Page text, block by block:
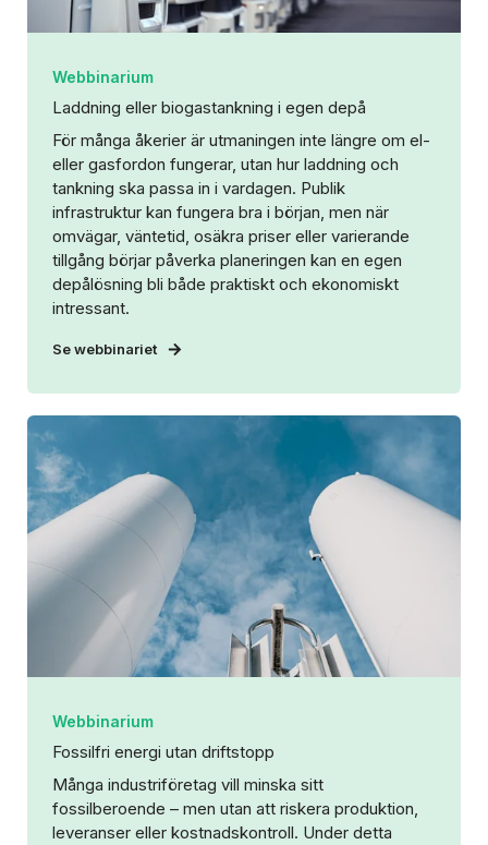
Webbinarium
Laddning eller biogastankning i egen depå
För många åkerier är utmaningen inte längre om el-
eller gasfordon fungerar, utan hur laddning och
tankning ska passa in i vardagen. Publik
infrastruktur kan fungera bra i början, men när
omvägar, väntetid, osäkra priser eller varierande
tillgång börjar påverka planeringen kan en egen
depålösning bli både praktiskt och ekonomiskt
intressant.
Se webbinariet
Webbinarium
Fossilfri energi utan driftstopp
Många industriföretag vill minska sitt
fossilberoende – men utan att riskera produktion,
leveranser eller kostnadskontroll. Under detta